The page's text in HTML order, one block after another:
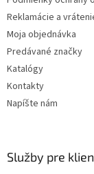
Reklamácie a
Moja objednávka
Predávané značky
Katalógy
Kontakty
Napíšte nám
Služby pre